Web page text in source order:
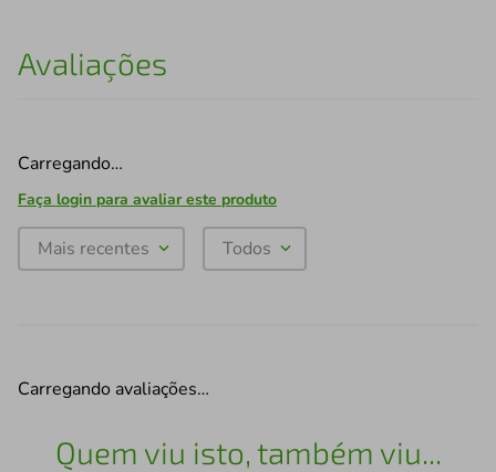
Avaliações
Carregando…
Faça login para avaliar este produto
Mais recentes Todos
Carregando avaliações…
Quem viu isto, também viu...